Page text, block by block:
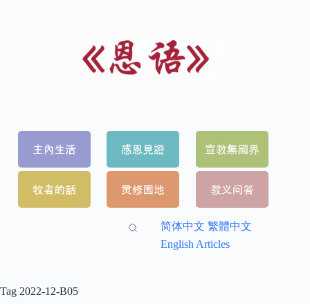
简体中文 繁體中文
English Articles
Tag 2022-12-B05